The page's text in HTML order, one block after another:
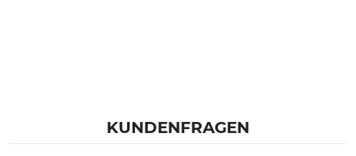
KUNDENFRAGEN